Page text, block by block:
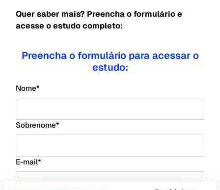
Quer saber mais? Preencha o formulário e
acesse o estudo completo:
Preencha o formulário para acessar o
estudo:
Nome*
Sobrenome*
E-mail*